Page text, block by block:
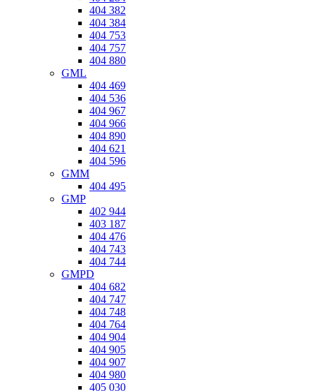
404 382
404 384
404 753
404 757
404 880
GML
404 469
404 536
404 967
404 966
404 890
404 621
404 596
GMM
404 495
GMP
402 944
403 187
404 476
404 743
404 744
GMPD
404 682
404 747
404 748
404 764
404 904
404 905
404 907
404 980
405 030